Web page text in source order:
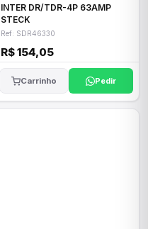
INTER DR/TDR-4P 63AMP
STECK
Ref: SDR46330
R$ 154,05
Carrinho Pedir